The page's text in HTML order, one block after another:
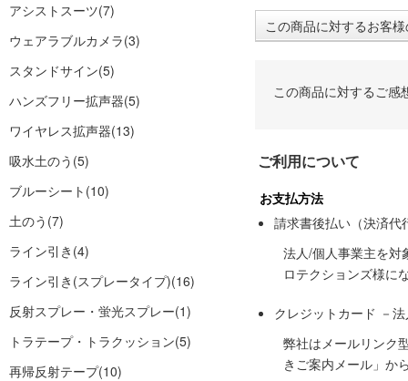
アシストスーツ(7)
ウェアラブルカメラ(3)
スタンドサイン(5)
ハンズフリー拡声器(5)
ワイヤレス拡声器(13)
吸水土のう (5)
ブルーシート (10)
土のう (7)
ライン引き (4)
ライン引き(スプレータイプ)(16)
反射スプレー・蛍光スプレー(1)
トラテープ・トラクッション(5)
再帰反射テープ(10)
この商品に対するお客
この商品に対するご感
ご利用について
お支払方法
請求書後払い（決済代
法人/個人事業主を対
ロテクションズ様に
クレジットカード －
弊社はメールリンク
きご案内メール」か